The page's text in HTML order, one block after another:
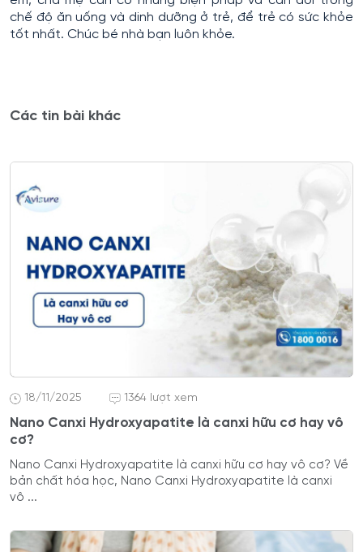
chế độ ăn uống và dinh dưỡng ở trẻ, để trẻ có sức khỏe
tốt nhất. Chúc bé nhà bạn luôn khỏe.
Các tin bài khác
18/11/2025 1364 lượt xem
Nano Canxi Hydroxyapatite là canxi hữu cơ hay vô
cơ?
Nano Canxi Hydroxyapatite là canxi hữu cơ hay vô cơ? Về
bản chất hóa học, Nano Canxi Hydroxyapatite là canxi
vô ...